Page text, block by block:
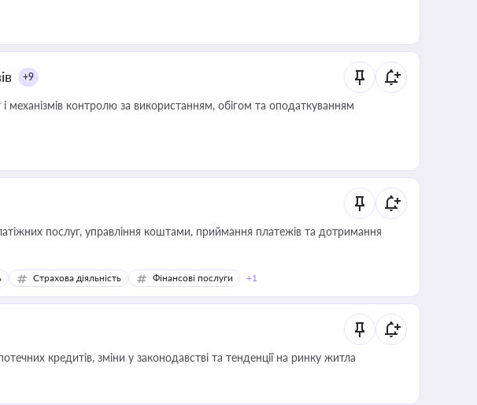
+9
механізмів контролю за використанням, обігом та оподаткуванням
платежів та дотримання
Страхова діяльність Фінансові послуги +1
кредитів, зміни у законодавстві та тенденції на ринку житла